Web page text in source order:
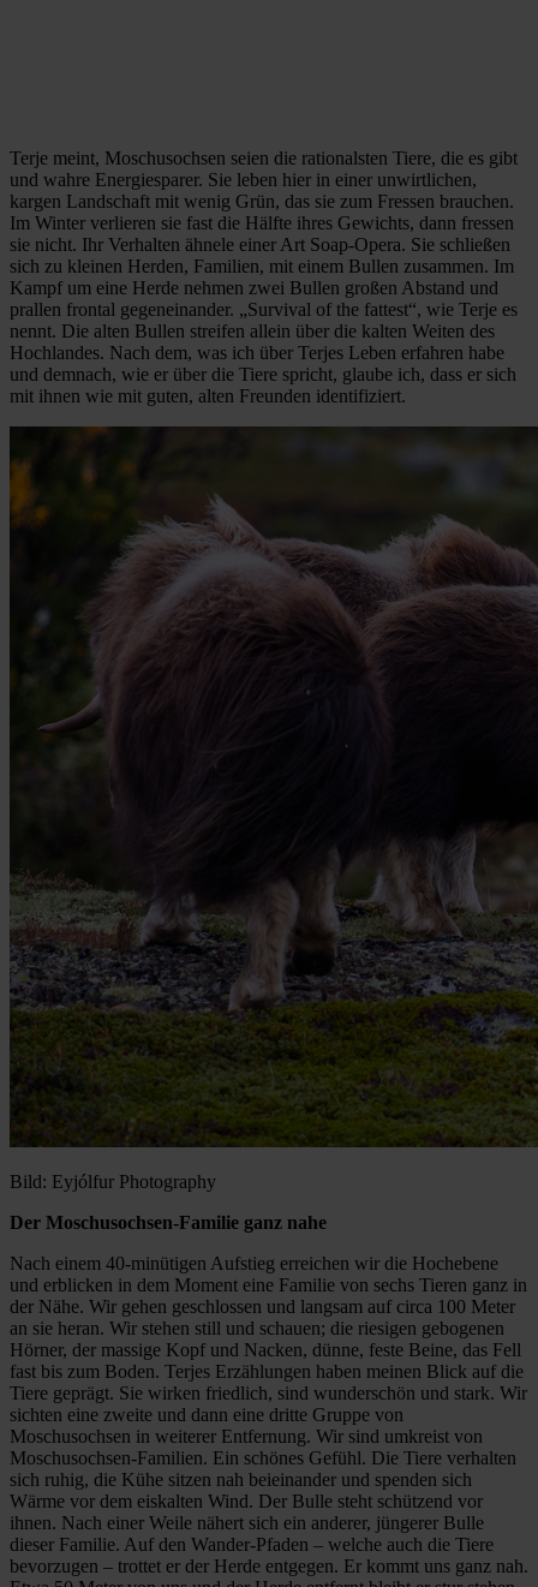
Terje meint, Moschusochsen seien die rationalsten Tiere, die es gibt
und wahre Energiesparer. Sie leben hier in einer unwirtlichen,
kargen Landschaft mit wenig Grün, das sie zum Fressen brauchen.
Im Winter verlieren sie fast die Hälfte ihres Gewichts, dann fressen
sie nicht. Ihr Verhalten ähnele einer Art Soap-Opera. Sie schließen
sich zu kleinen Herden, Familien, mit einem Bullen zusammen. Im
Kampf um eine Herde nehmen zwei Bullen großen Abstand und
prallen frontal gegeneinander. „Survival of the fattest“, wie Terje es
nennt. Die alten Bullen streifen allein über die kalten Weiten des
Hochlandes. Nach dem, was ich über Terjes Leben erfahren habe
und demnach, wie er über die Tiere spricht, glaube ich, dass er sich
mit ihnen wie mit guten, alten Freunden identifiziert.
Bild: Eyjólfur Photography
Der Moschusochsen-Familie ganz nahe
Nach einem 40-minütigen Aufstieg erreichen wir die Hochebene
und erblicken in dem Moment eine Familie von sechs Tieren ganz in
der Nähe. Wir gehen geschlossen und langsam auf circa 100 Meter
an sie heran. Wir stehen still und schauen; die riesigen gebogenen
Hörner, der massige Kopf und Nacken, dünne, feste Beine, das Fell
fast bis zum Boden. Terjes Erzählungen haben meinen Blick auf die
Tiere geprägt. Sie wirken friedlich, sind wunderschön und stark. Wir
sichten eine zweite und dann eine dritte Gruppe von
Moschusochsen in weiterer Entfernung. Wir sind umkreist von
Moschusochsen-Familien. Ein schönes Gefühl. Die Tiere verhalten
sich ruhig, die Kühe sitzen nah beieinander und spenden sich
Wärme vor dem eiskalten Wind. Der Bulle steht schützend vor
ihnen. Nach einer Weile nähert sich ein anderer, jüngerer Bulle
dieser Familie. Auf den Wander-Pfaden – welche auch die Tiere
bevorzugen – trottet er der Herde entgegen. Er kommt uns ganz nah.